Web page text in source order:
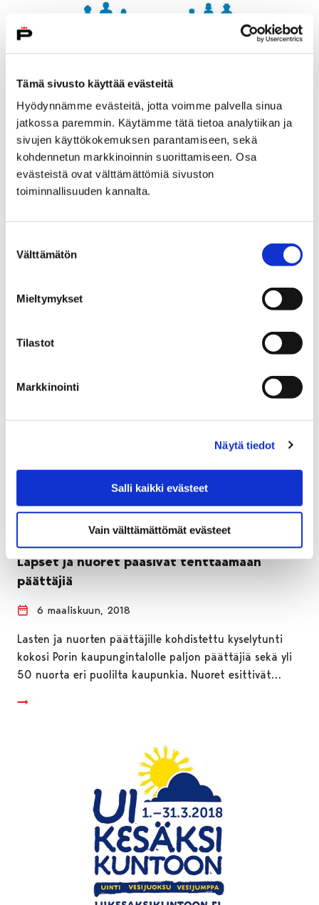
Tämä sivusto käyttää evästeitä
Hyödynnämme evästeitä, jotta voimme palvella sinua
jatkossa paremmin. Käytämme tätä tietoa analytiikan ja
sivujen käyttökokemuksen parantamiseen, sekä
kohdennetun markkinoinnin suorittamiseen. Osa
evästeistä ovat välttämättömiä sivuston
toiminnallisuuden kannalta.
valinta
Välttämätön
Mieltymykset
Tilastot
Markkinointi
Näytä tiedot
Salli kaikki evästeet
Vain välttämättömät evästeet
Porille UNICEFin tunnustus
Suomen UNICEF on myöntänyt Porille Lapsiystävällinen
saava kunta.
Lapset ja nuoret pääsivät tenttaamaan
päättäjiä
6 maaliskuun, 2018
Lasten ja nuorten päättäjille kohdistettu kyselytunti
kokosi Porin kaupungintalolle paljon päättäjiä sekä yli
50 nuorta eri puolilta kaupunkia. Nuoret esittivät…